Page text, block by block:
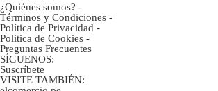
¿Quiénes somos? -
Términos y Condiciones -
Política de Privacidad -
Politica de Cookies -
Preguntas Frecuentes
SÍGUENOS:
Suscríbete
VISITE TAMBIÉN: